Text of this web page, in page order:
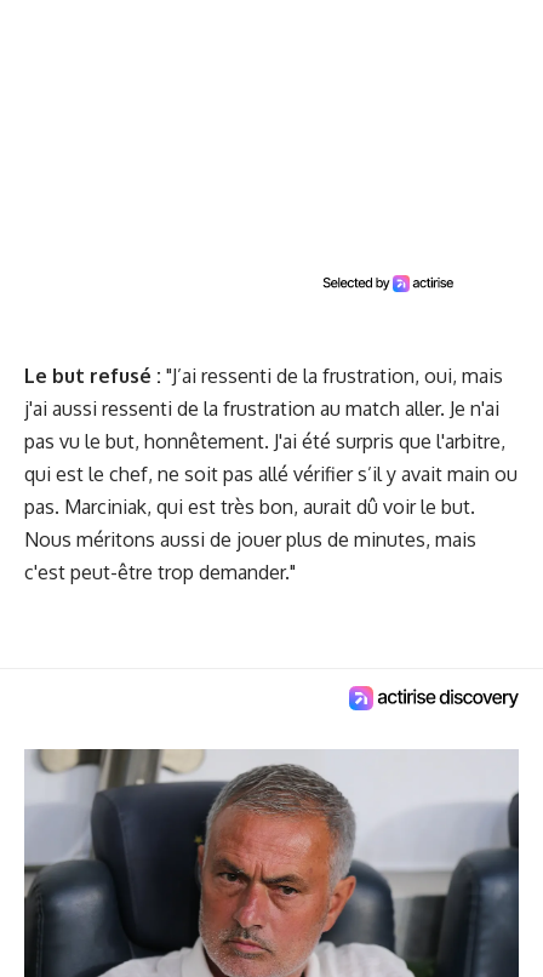
Le but refusé : "J’ai ressenti de la frustration, oui, mais
j'ai aussi ressenti de la frustration au match aller. Je n'ai
pas vu le but, honnêtement. J'ai été surpris que l'arbitre,
qui est le chef, ne soit pas allé vérifier s’il y avait main ou
pas. Marciniak, qui est très bon, aurait dû voir le but.
Nous méritons aussi de jouer plus de minutes, mais
c'est peut-être trop demander."